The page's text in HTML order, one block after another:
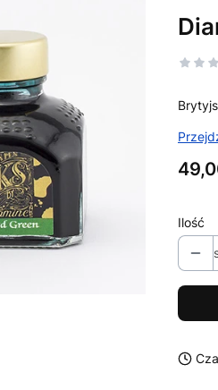
Ilość